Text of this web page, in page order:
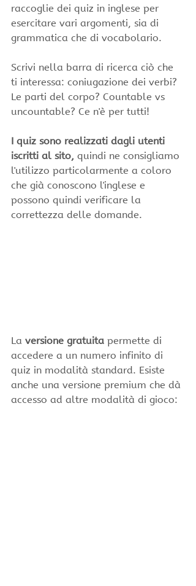
raccoglie dei quiz in inglese per
esercitare vari argomenti, sia di
grammatica che di vocabolario.
Scrivi nella barra di ricerca ciò che
ti interessa: coniugazione dei verbi?
Le parti del corpo? Countable vs
uncountable? Ce n'è per tutti!
I quiz sono realizzati dagli utenti
iscritti al sito, quindi ne consigliamo
l'utilizzo particolarmente a coloro
che già conoscono l'inglese e
possono quindi verificare la
correttezza delle domande.
La versione gratuita permette di
accedere a un numero infinito di
quiz in modalità standard. Esiste
anche una versione premium che dà
accesso ad altre modalità di gioco: